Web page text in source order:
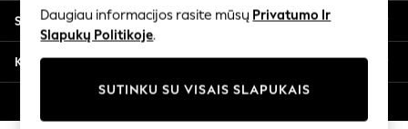
Sweatshirts & Jumpers
Coats & Jackets
Underwear
Multipacks
All Boys Sport & Swimwear
Skyriai
Kitos paslaugos
Daugiau informacijos rasite mūsų Privatumo Ir
Slapukų Politikoje.
SUTINKU SU VISAIS SLAPUKAIS